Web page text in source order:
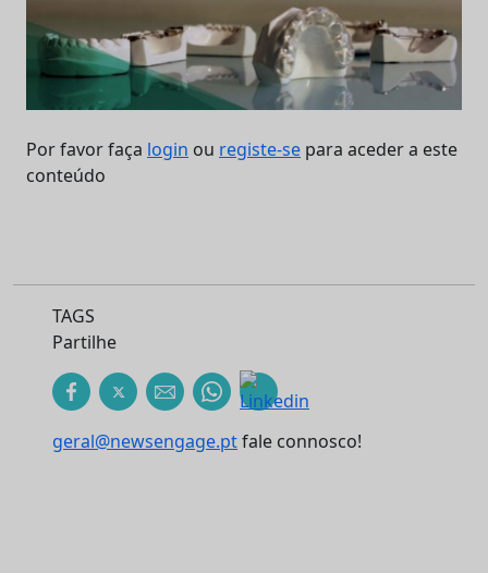
Por favor faça login ou registe-se para aceder a este
conteúdo
TAGS
Partilhe
geral@newsengage.ptfale connosco!